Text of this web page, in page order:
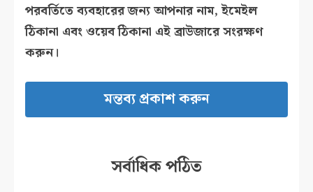
পরবর্তিতে ব্যবহারের জন্য আপনার নাম, ইমেইল
ঠিকানা এবং ওয়েব ঠিকানা এই ব্রাউজারে সংরক্ষণ
করুন।
সর্বাধিক পঠিত